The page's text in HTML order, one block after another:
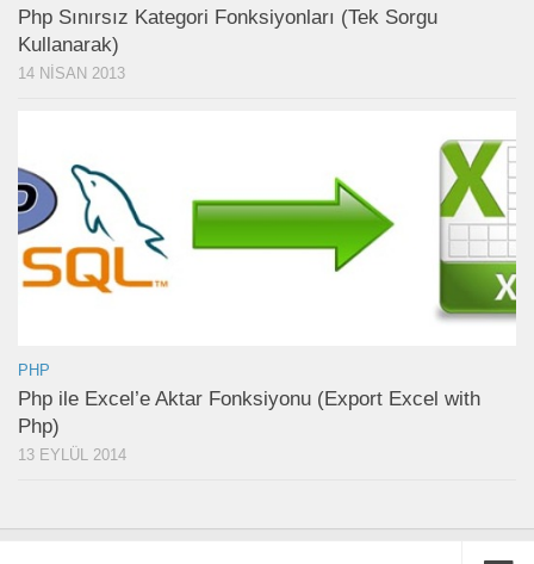
Php Sınırsız Kategori Fonksiyonları (Tek Sorgu
Kullanarak)
14 NISAN 2013
PHP
Php ile Excel’e Aktar Fonksiyonu (Export Excel with
Php)
13 EYLÜL 2014